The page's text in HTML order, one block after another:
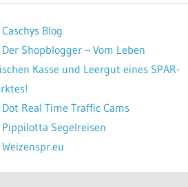
Caschys Blog
Der Shopblogger – Vom Leben
Kasse und Leergut eines SPAR-
Dot Real Time Traffic Cams
Pippilotta Segelreisen
Weizenspr.eu